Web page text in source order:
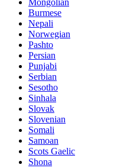
Mongolian
Burmese
Nepali
Norwegian
Pashto
Persian
Punjabi
Serbian
Sesotho
Sinhala
Slovak
Slovenian
Somali
Samoan
Scots Gaelic
Shona